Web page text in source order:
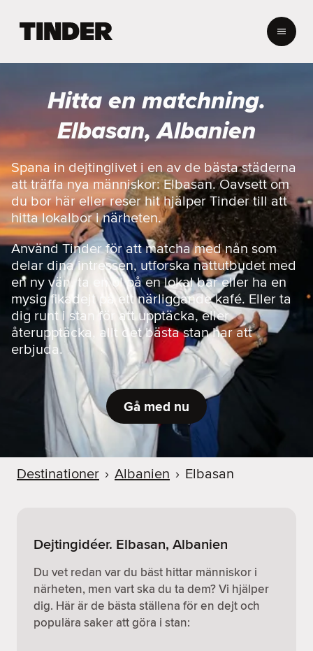
r
s
a
r
t
s
i
d
a
Hitta en matchning.
Elbasan, Albanien
Spana in dejtinglivet i en av de bästa städerna
att träffa nya människor: Elbasan. Oavsett om
du bor här eller reser hit hjälper Tinder till att
hitta lokalbor i närheten.
Använd Tinder för att matcha med nån som
delar dina intressen, utforska nattutbudet med
en ny vän, ta en öl på en lokal bar eller ha en
mysig fikadejt på ett närliggande kafé. Eller ta
dig runt i stan för att upptäcka, eller
återupptäcka, allt det bästa stan har att
erbjuda.
Gå med nu
Destinationer › Albanien › Elbasan
Dejtingidéer. Elbasan, Albanien
Du vet redan var du bäst hittar människor i
närheten, men vart ska du ta dem? Vi hjälper
dig. Här är de bästa ställena för en dejt och
populära saker att göra i stan: